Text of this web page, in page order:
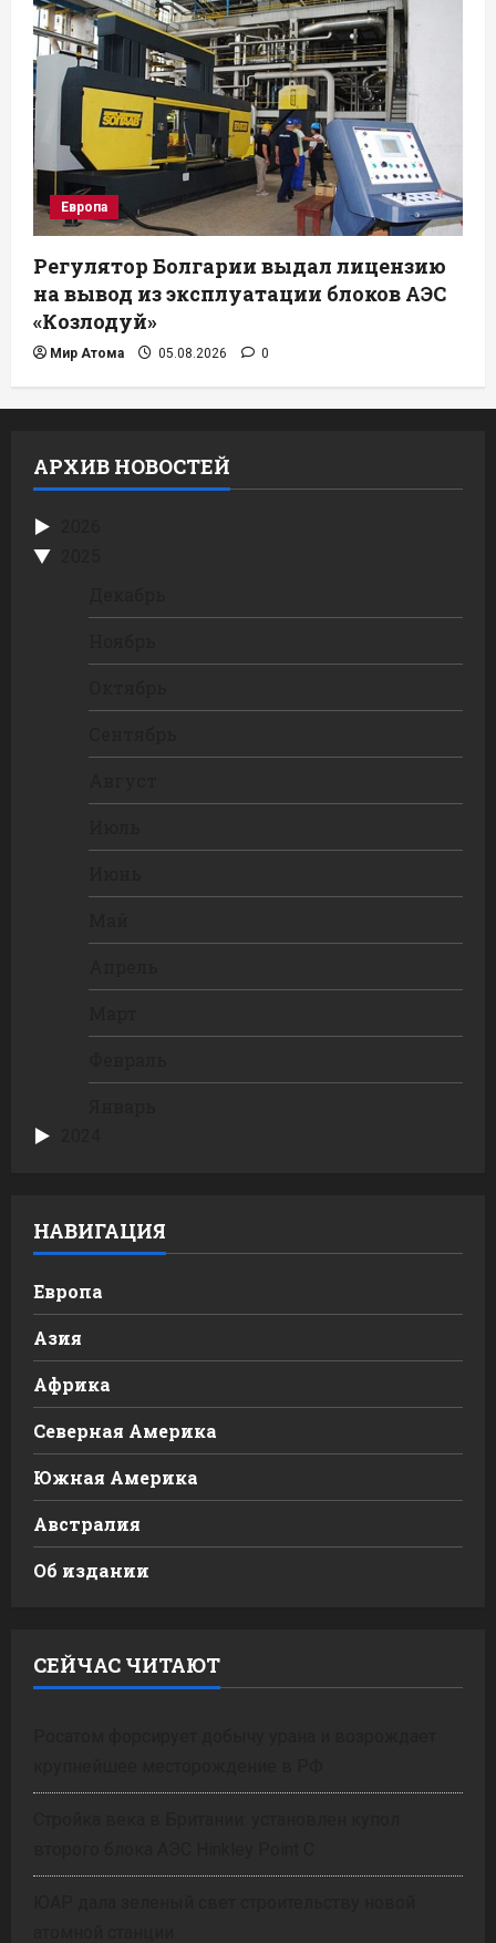
Европа
Регулятор Болгарии выдал лицензию
на вывод из эксплуатации блоков АЭС
«Козлодуй»
Мир Атома 05.08.2026 0
АРХИВ НОВОСТЕЙ
НАВИГАЦИЯ
Европа
Азия
Африка
Северная Америка
Южная Америка
Австралия
Об издании
СЕЙЧАС ЧИТАЮТ